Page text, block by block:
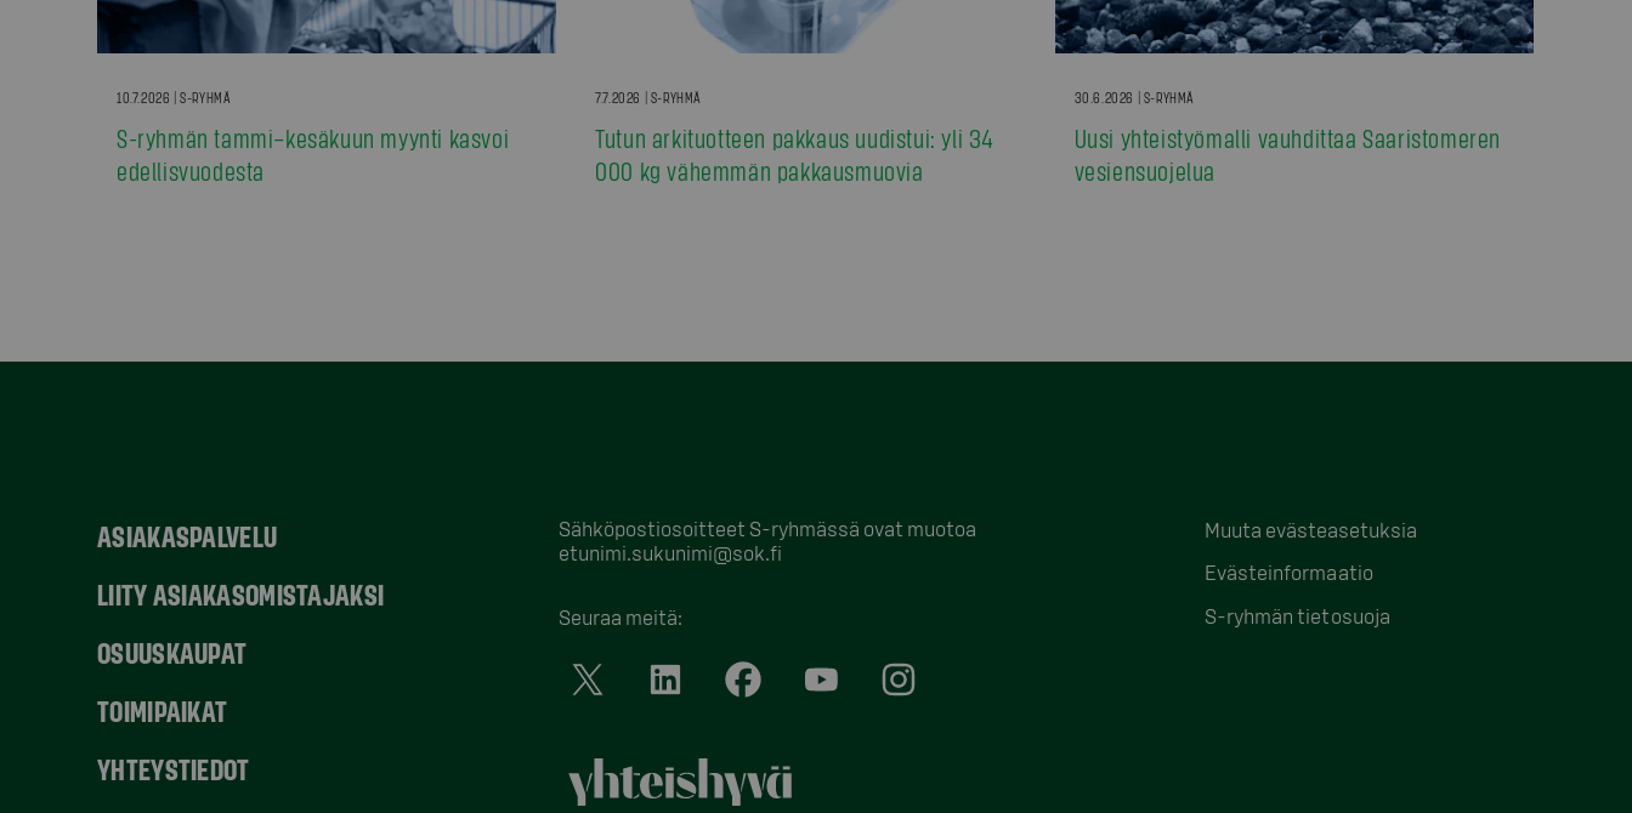
10.7.2026 | S-RYHMÄ
S-ryhmän tammi–kesäkuun myynti kasvoi
edellisvuodesta
7.7.2026 | S-RYHMÄ
Tutun arkituotteen pakkaus uudistui: yli 34
000 kg vähemmän pakkausmuovia
30.6.2026 | S-RYHMÄ
Uusi yhteistyömalli vauhdittaa Saaristomeren
vesiensuojelua
ASIAKASPALVELU
LIITY ASIAKASOMISTAJAKSI
OSUUSKAUPAT
TOIMIPAIKAT
YHTEYSTIEDOT
Sähköpostiosoitteet S-ryhmässä ovat muotoa
etunimi.sukunimi@sok.fi
Seuraa meitä:
Muuta evästeasetuksia
Evästeinformaatio
S-ryhmän tietosuoja